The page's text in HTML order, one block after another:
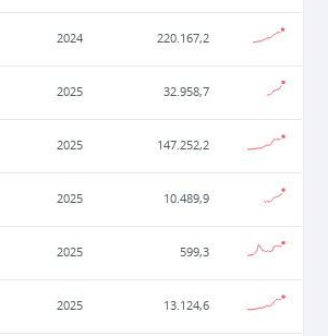
2024 220.167,2
2025 32.958,7
2025 147.252,2
2025 10.489,9
2025 599,3
2025 13.124,6